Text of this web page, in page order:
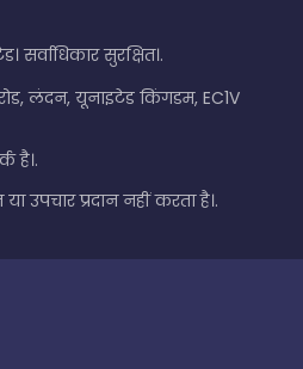
सर्वाधिकार सुरक्षित।.
लंदन, यूनाइटेड किंगडम, EC1V
है।.
उपचार प्रदान नहीं करता है।.